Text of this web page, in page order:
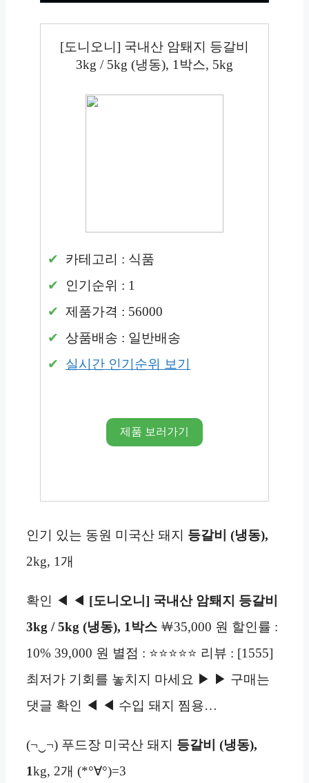
[도니오니] 국내산 암퇘지 등갈비
3kg / 5kg (냉동), 1박스, 5kg
카테고리 : 식품
인기순위 : 1
제품가격 : 56000
상품배송 : 일반배송
실시간 인기순위 보기
제품 보러가기
인기 있는 동원 미국산 돼지 등갈비
(냉동),
2kg, 1개
확인 ◀ ◀ [도니오니] 국내산 암퇘지 등갈비
3kg / 5kg (냉동), 1박스 ￦35,000 원 할인률 :
10% 39,000 원 별점 : ⭐⭐⭐⭐⭐ 리뷰 : [1555]
최저가 기회를 놓치지 마세요 ▶ ▶ 구매는
댓글 확인 ◀ ◀ 수입 돼지 찜용…
(¬‿¬) 푸드장 미국산 돼지 등갈비
(냉동),
1kg, 2개 (*°∀°)=3